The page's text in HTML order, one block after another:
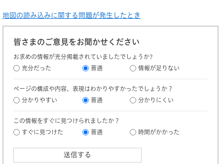
地図の読み込みに関する問題が発生したとき
皆さまのご意見をお聞かせください
お求めの情報が充分掲載されていましたでしょうか?
充分だった
普通 情報が足りない
ページの構成や内容、表現はわかりやすかったでしょうか？
分かりやすい
普通 分かりにくい
この情報をすぐに見つけられましたか？
すぐに見つけた
普通 時間がかかった